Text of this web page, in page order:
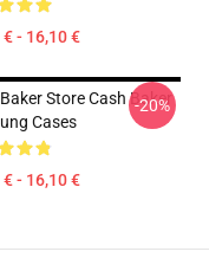
€ - 16,10 €
Store Cash Baker
Cases
€ - 16,10 €
-20%